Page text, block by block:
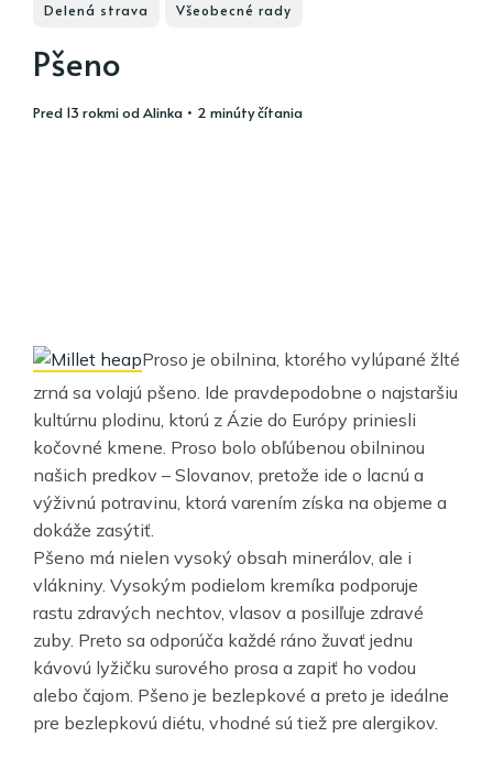
Delená strava Všeobecné rady
Pšeno
pred 13 rokmiodAlinka • 2 minúty čítania
Proso je obilnina, ktorého vylúpané žlté
zrná sa volajú pšeno. Ide pravdepodobne o najstaršiu
kultúrnu plodinu, ktorú z Ázie do Európy priniesli
kočovné kmene. Proso bolo obľúbenou obilninou
našich predkov – Slovanov, pretože ide o lacnú a
výživnú potravinu, ktorá varením získa na objeme a
dokáže zasýtiť.
Pšeno má nielen vysoký obsah minerálov, ale i
vlákniny. Vysokým podielom kremíka podporuje
rastu zdravých nechtov, vlasov a posilľuje zdravé
zuby. Preto sa odporúča každé ráno žuvať jednu
kávovú lyžičku surového prosa a zapiť ho vodou
alebo čajom. Pšeno je bezlepkové a preto je ideálne
pre bezlepkovú diétu, vhodné sú tiež pre alergikov.